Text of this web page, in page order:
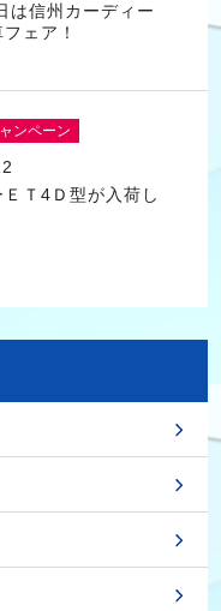
は信州カーディー
ェア！
ンペーン
Ｔ4Ｄ型が入荷し